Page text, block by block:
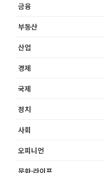
금융
부동산
산업
경제
국제
정치
사회
오피니언
문화·라이프